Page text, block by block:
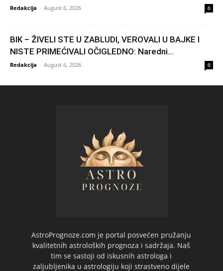
Redakcija - August 6, 2026 0
BIK – ŽIVELI STE U ZABLUDI, VEROVALI U BAJKE I
NISTE PRIMEĆIVALI OČIGLEDNO: Naredni...
Redakcija - August 6, 2026 0
AstroPrognoze.com je portal posvećen pružanju
kvalitetnih astroloških prognoza i sadržaja. Naš
tim se sastoji od iskusnih astrologa i
zaljubljenika u astrologiju koji strastveno dijele